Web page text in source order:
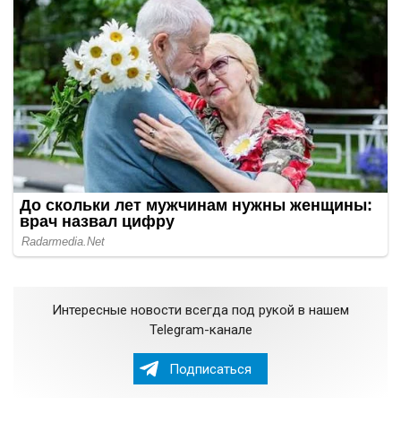
Интересные новости всегда под рукой в нашем
Telegram-канале
Подписаться